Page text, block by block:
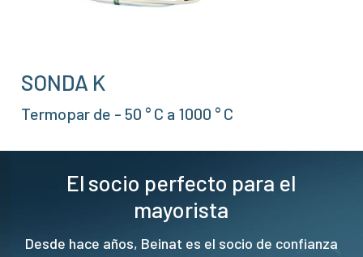
SONDA K
Termopar de - 50 ° C a 1000 ° C
El socio perfecto para el
mayorista
Desde hace años, Beinat es el socio de confianza